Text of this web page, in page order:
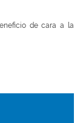
de cara a la